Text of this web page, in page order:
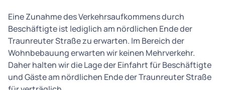
Eine Zunahme des Verkehrsaufkommens durch
Beschäftigte ist lediglich am nördlichen Ende der
Traunreuter Straße zu erwarten. Im Bereich der
Wohnbebauung erwarten wir keinen Mehrverkehr.
Daher halten wir die Lage der Einfahrt für Beschäftigte
und Gäste am nördlichen Ende der Traunreuter Straße